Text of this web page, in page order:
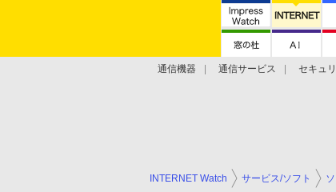
通信機器 通信サービス セキュ
INTERNET Watch サービス/ソフト